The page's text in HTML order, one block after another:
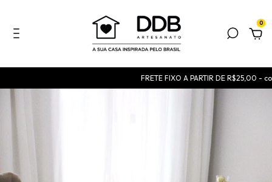
0
FRETE FIXO A PARTIR DE R$25,00 -